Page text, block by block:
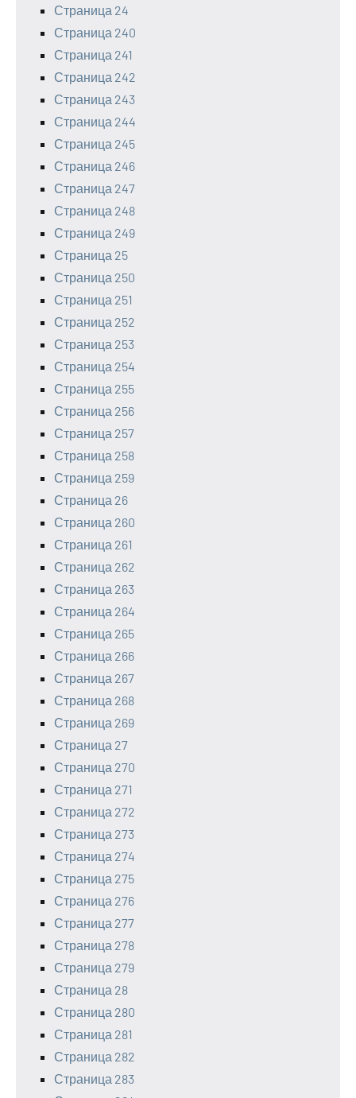
Страница 24
Страница 240
Страница 241
Страница 242
Страница 243
Страница 244
Страница 245
Страница 246
Страница 247
Страница 248
Страница 249
Страница 25
Страница 250
Страница 251
Страница 252
Страница 253
Страница 254
Страница 255
Страница 256
Страница 257
Страница 258
Страница 259
Страница 26
Страница 260
Страница 261
Страница 262
Страница 263
Страница 264
Страница 265
Страница 266
Страница 267
Страница 268
Страница 269
Страница 27
Страница 270
Страница 271
Страница 272
Страница 273
Страница 274
Страница 275
Страница 276
Страница 277
Страница 278
Страница 279
Страница 28
Страница 280
Страница 281
Страница 282
Страница 283